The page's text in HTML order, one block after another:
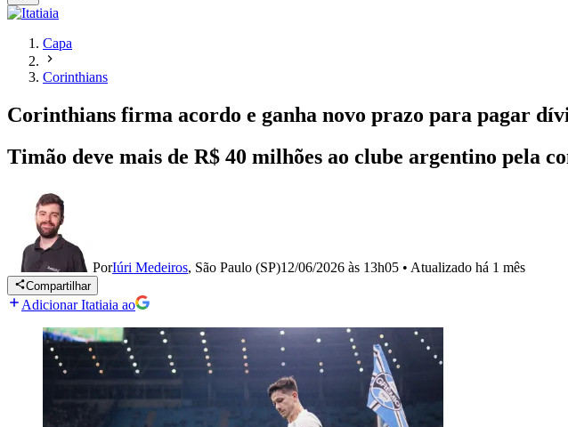
Capa
Corinthians
Corinthians firma acordo e ganha novo prazo para pagar
Timão deve mais de R$ 40 milhões ao clube argentino pela
PorIúri Medeiros, São Paulo (SP)12/06/2026 às 13h05 • Atualizado há 1 mês
Compartilhar
Adicionar Itatiaia ao